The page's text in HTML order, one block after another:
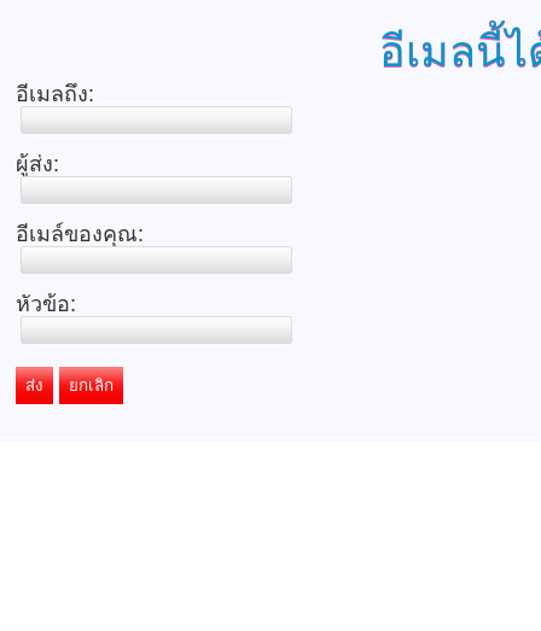
อีเมลนี้
อีเมลถึง:
ผู้ส่ง:
อีเมล์ของคุณ:
หัวข้อ:
ส่ง ยกเลิก